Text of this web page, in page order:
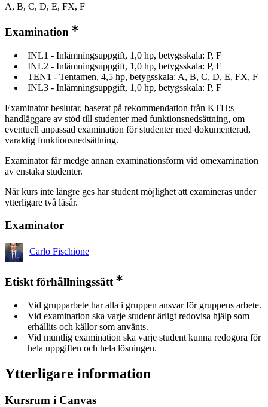
A, B, C, D, E, FX, F
Examination
INL1 - Inlämningsuppgift, 1,0 hp, betygsskala: P, F
INL2 - Inlämningsuppgift, 1,0 hp, betygsskala: P, F
TEN1 - Tentamen, 4,5 hp, betygsskala: A, B, C, D, E, FX, F
INL3 - Inlämningsuppgift, 1,0 hp, betygsskala: P, F
Examinator beslutar, baserat på rekommendation från KTH:s
handläggare av stöd till studenter med funktionsnedsättning, om
eventuell anpassad examination för studenter med dokumenterad,
varaktig funktionsnedsättning.
Examinator får medge annan examinationsform vid omexamination
av enstaka studenter.
När kurs inte längre ges har student möjlighet att examineras under
ytterligare två läsår.
Examinator
Carlo Fischione
Etiskt förhållningssätt
Vid grupparbete har alla i gruppen ansvar för gruppens arbete.
Vid examination ska varje student ärligt redovisa hjälp som
erhållits och källor som använts.
Vid muntlig examination ska varje student kunna redogöra för
hela uppgiften och hela lösningen.
Ytterligare information
Kursrum i Canvas